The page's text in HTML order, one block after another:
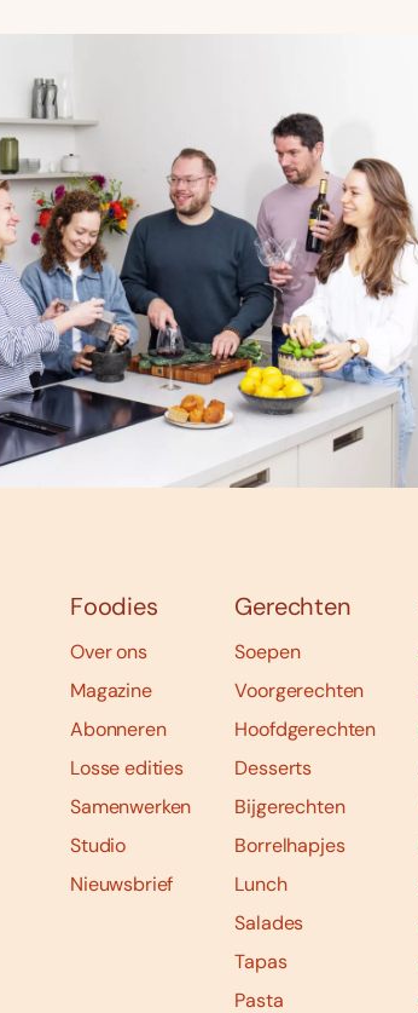
Foodies
Over ons
Magazine
Abonneren
Losse edities
Samenwerken
Studio
Nieuwsbrief
Gerechten
Soepen
Voorgerechten
Hoofdgerechten
Desserts
Bijgerechten
Borrelhapjes
Lunch
Salades
Tapas
Pasta